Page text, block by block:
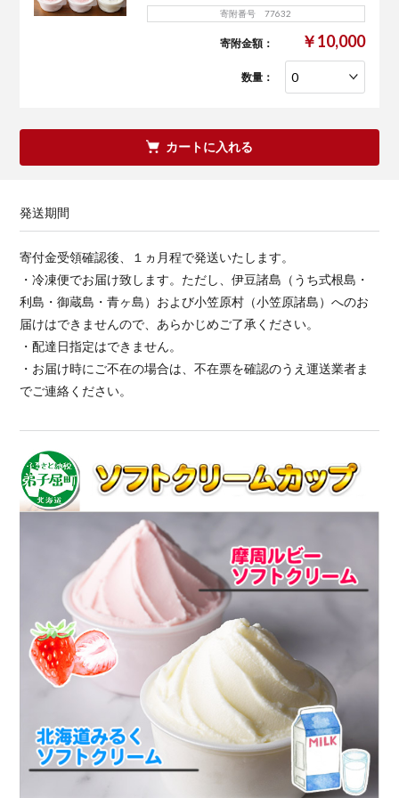
寄附番号 77632
寄附金額： ￥10,000
数量：
カートに入れる
発送期間
寄付金受領確認後、１ヵ月程で発送いたします。
・冷凍便でお届け致します。ただし、伊豆諸島（うち式根島・
利島・御蔵島・青ヶ島）および小笠原村（小笠原諸島）へのお
届けはできませんので、あらかじめご了承ください。
・配達日指定はできません。
・お届け時にご不在の場合は、不在票を確認のうえ運送業者ま
でご連絡ください。